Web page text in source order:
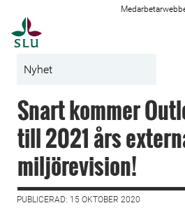
Nyhet
Snart kommer
till 2021 års
miljörevision!
PUBLICERAD: 15 OKTOBER 2020